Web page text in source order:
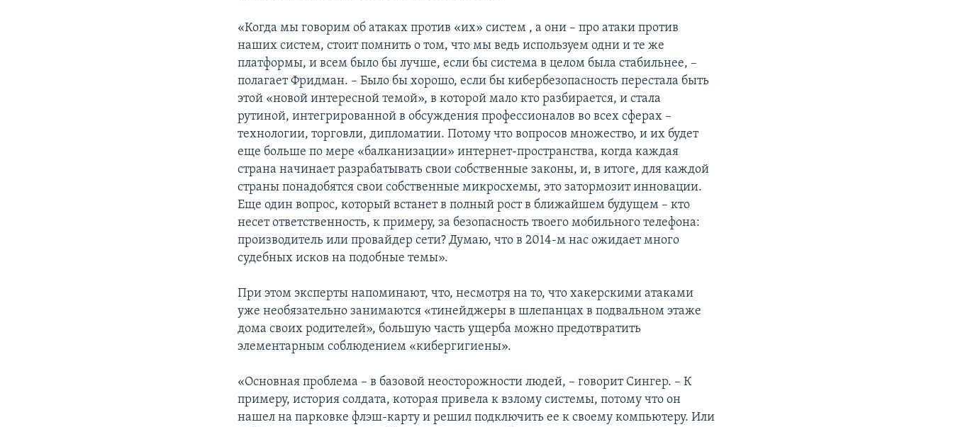
«Когда мы говорим об атаках против «их» систем , а они – про атаки против
наших систем, стоит помнить о том, что мы ведь используем одни и те же
платформы, и всем было бы лучше, если бы система в целом была стабильнее, –
полагает Фридман. – Было бы хорошо, если бы кибербезопасность перестала быть
этой «новой интересной темой», в которой мало кто разбирается, и стала
рутиной, интегрированной в обсуждения профессионалов во всех сферах –
технологии, торговли, дипломатии. Потому что вопросов множество, и их будет
еще больше по мере «балканизации» интернет-пространства, когда каждая
страна начинает разрабатывать свои собственные законы, и, в итоге, для каждой
страны понадобятся свои собственные микросхемы, это затормозит инновации.
Еще один вопрос, который встанет в полный рост в ближайшем будущем – кто
несет ответственность, к примеру, за безопасность твоего мобильного телефона:
производитель или провайдер сети? Думаю, что в 2014-м нас ожидает много
судебных исков на подобные темы».
При этом эксперты напоминают, что, несмотря на то, что хакерскими атаками
уже необязательно занимаются «тинейджеры в шлепанцах в подвальном этаже
дома своих родителей», большую часть ущерба можно предотвратить
элементарным соблюдением «кибергигиены».
«Основная проблема – в базовой неосторожности людей, – говорит Сингер. – К
примеру, история солдата, которая привела к взлому системы, потому что он
нашел на парковке флэш-карту и решил подключить ее к своему компьютеру. Или